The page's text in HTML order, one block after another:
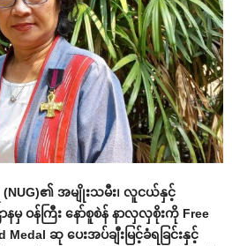
၏ အမျိုးသမီး၊ လူငယ်နှင့်
မှ ဝန်ကြီး နော်စူစဲန် နာလှလှစိုးကို Free
Medal ဆု ပေးအပ်ချီးမြင့်ခံရခြင်းနှင့်